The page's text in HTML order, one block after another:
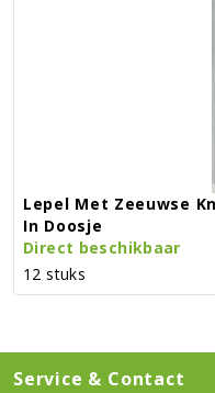
Lepel Met Zeeuwse
In Doosje
Direct beschikbaar
12 stuks
Service & Contact